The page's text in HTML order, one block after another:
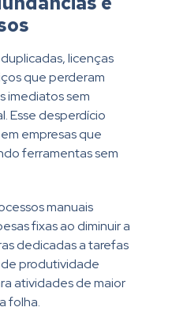
licenças
que perderam
imediatos sem
Esse desperdício
empresas que
ferramentas sem
manuais
fixas ao diminuir a
dedicadas a tarefas
produtividade
atividades de maior
folha.